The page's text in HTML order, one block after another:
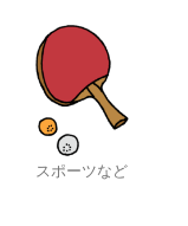
スポーツなど